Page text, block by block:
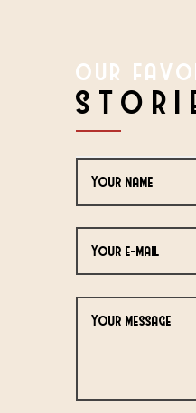
OUR